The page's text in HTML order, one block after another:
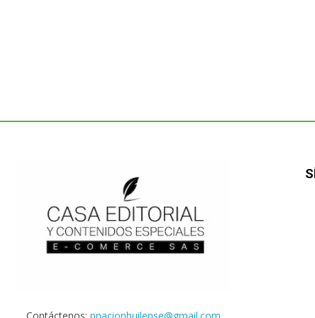
Contáctenos: nnacionhuilense@gmail.com